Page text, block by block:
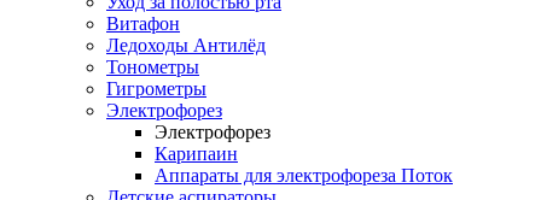
Витафон
Ледоходы Антилёд
Тонометры
Гигрометры
Электрофорез
Электрофорез
Карипаин
Аппараты для электрофореза Поток